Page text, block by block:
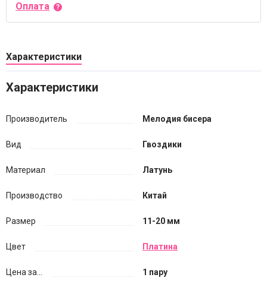
Оплата
Характеристики
Характеристики
Производитель Мелодия бисера
Вид Гвоздики
Материал Латунь
Производство Китай
Размер 11-20 мм
Цвет Платина
Цена за... 1 пару